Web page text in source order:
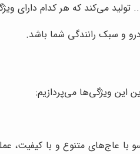
تولید می‌کند که هر کدام
و سبک رانندگی شما باشد.
این ویژگی‌ها می‌پردازیم:
عاج‌های متنوع و با کیفیت،